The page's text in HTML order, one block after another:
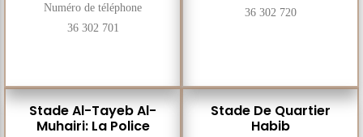
36 302 720
Numéro de téléphone
36 302 701
Stade De Quartier
Habib
Stade Al-Tayeb Al-
Muhairi: La Police